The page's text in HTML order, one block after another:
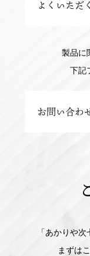
よくいただ
製品に
下記
お問い合わ
「あかりや
まずは